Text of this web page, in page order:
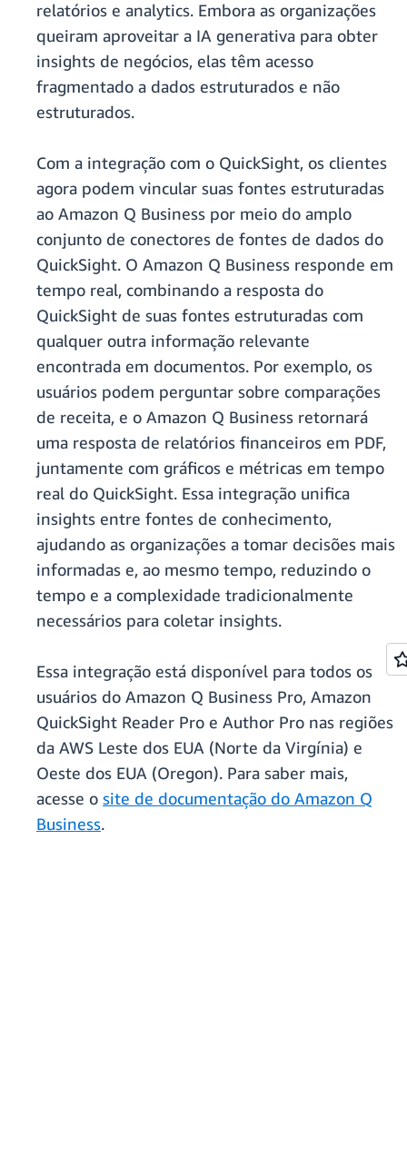
relatórios e analytics. Embora as organizações
queiram aproveitar a IA generativa para obter
insights de negócios, elas têm acesso
fragmentado a dados estruturados e não
estruturados.
Com a integração com o QuickSight, os clientes
agora podem vincular suas fontes estruturadas
ao Amazon Q Business por meio do amplo
conjunto de conectores de fontes de dados do
QuickSight. O Amazon Q Business responde em
tempo real, combinando a resposta do
QuickSight de suas fontes estruturadas com
qualquer outra informação relevante
encontrada em documentos. Por exemplo, os
usuários podem perguntar sobre comparações
de receita, e o Amazon Q Business retornará
uma resposta de relatórios financeiros em PDF,
juntamente com gráficos e métricas em tempo
real do QuickSight. Essa integração unifica
insights entre fontes de conhecimento,
ajudando as organizações a tomar decisões mais
informadas e, ao mesmo tempo, reduzindo o
tempo e a complexidade tradicionalmente
necessários para coletar insights.
Essa integração está disponível para todos os
usuários do Amazon Q Business Pro, Amazon
QuickSight Reader Pro e Author Pro nas regiões
da AWS Leste dos EUA (Norte da Virgínia) e
Oeste dos EUA (Oregon). Para saber mais,
acesse o site de documentação do Amazon Q
Business.